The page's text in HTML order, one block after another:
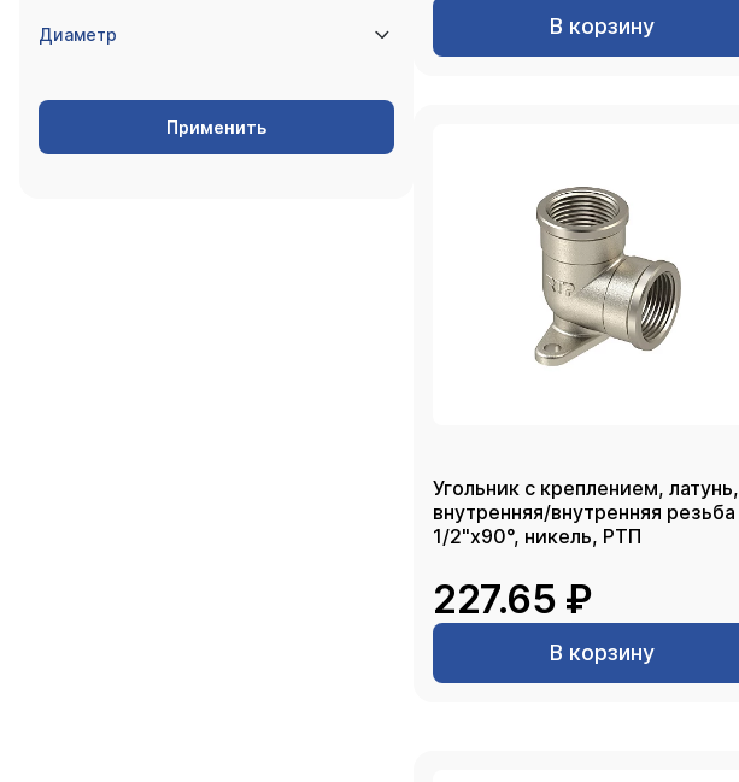
Диаметр
Применить
В корзину
Угольник с креплением, латунь,
внутренняя/внутренняя резьба
1/2"х90°, никель, РТП
227.65 ₽
В корзину